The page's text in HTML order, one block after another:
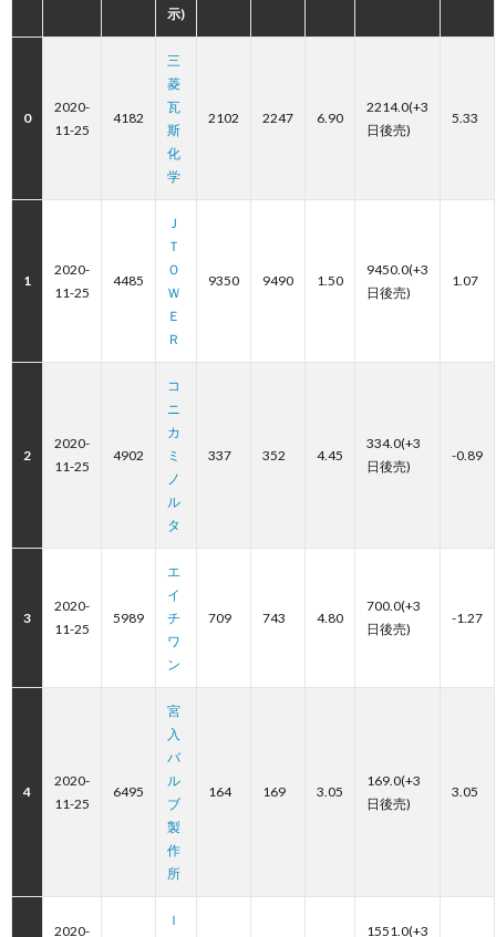
示)
0
2020-
11-25
4182
三
菱
瓦
斯
化
学
2102 2247 6.90
2214.0(+3
日後売)
5.33
1
2020-
11-25
4485
Ｊ
Ｔ
Ｏ
Ｗ
Ｅ
Ｒ
9350 9490 1.50
9450.0(+3
日後売)
1.07
2
2020-
11-25
4902
コ
ニ
カ
ミ
ノ
ル
タ
337 352 4.45
334.0(+3
日後売)
-0.89
3
2020-
11-25
5989
エ
イ
チ
ワ
ン
709 743 4.80
700.0(+3
日後売)
-1.27
4
2020-
11-25
6495
宮
入
バ
ル
ブ
製
作
所
164 169 3.05
169.0(+3
日後売)
3.05
2020-
Ｉ
1551.0(+3